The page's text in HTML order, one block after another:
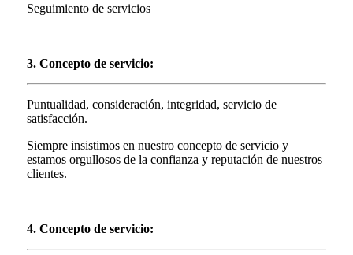
Seguimiento de servicios
3. Concepto de servicio:
Puntualidad, consideración, integridad, servicio de
satisfacción.
Siempre insistimos en nuestro concepto de servicio y
estamos orgullosos de la confianza y reputación de nuestros
clientes.
4. Concepto de servicio: